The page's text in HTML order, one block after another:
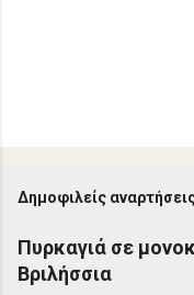
Δημοφιλείς
Πυρκαγιά σε
Βριλήσσια